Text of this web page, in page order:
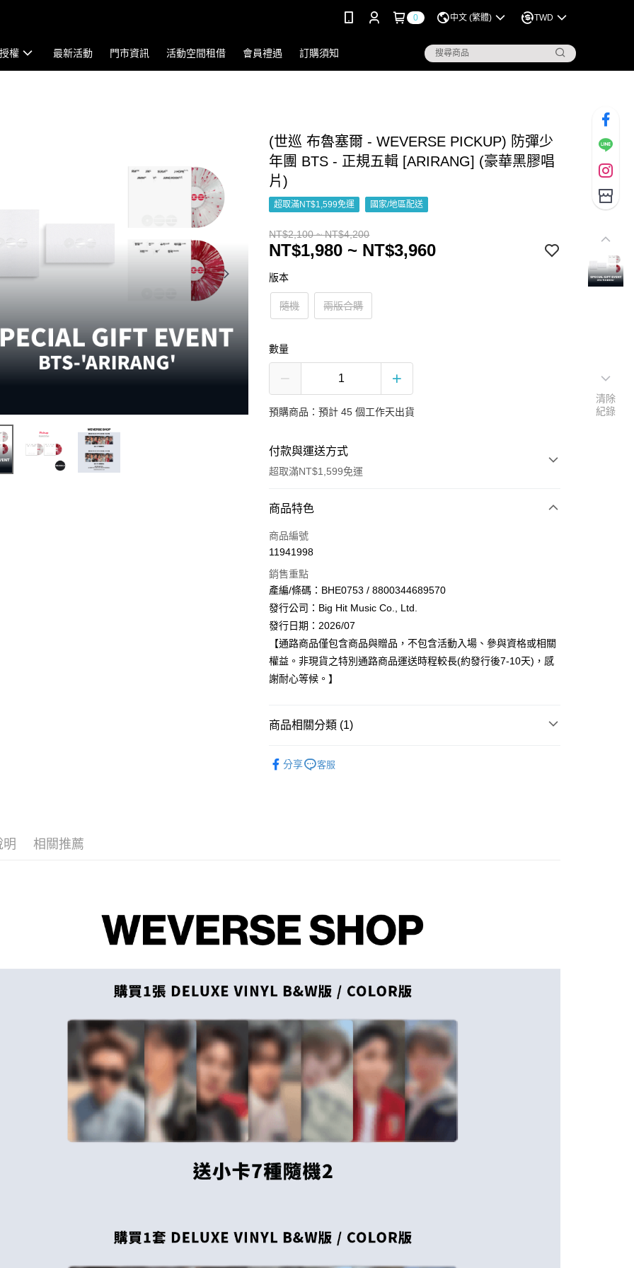
0 中文 (繁體) TWD
權 最新活動 門市資訊 活動空間租借 會員禮遇 訂購須知
(世巡 布魯塞爾 - WEVERSE PICKUP) 防彈少
年團 BTS - 正規五輯 [ARIRANG] (豪華黑膠唱
片)
超取滿NT$1,599免運 國家/地區配送
NT$2,100 ~ NT$4,200
NT$1,980 ~ NT$3,960
版本
隨機 兩版合購
數量
預購商品：預計 45 個工作天出貨
付款與運送方式
超取滿NT$1,599免運
付款方式
信用卡一次付款
LINE Pay
Apple Pay
街口支付
悠遊付
【關於「AFTEE先享後付」】
AFTEE先享後付是「在收到商品之後才付款」的支付方式。 讓您購物簡單
１．簡單：不需註冊會員、不需綁卡、不需儲值。
２．便利：只要手機號碼，簡訊認證，即可結帳。
先享後付繳納相關費用。
※ 交易是否成功請以「AFTEE先享後付 」之結帳頁面顯示為準，若有關於
是否繳費成功／繳費後需取消欲退款等相關疑問，請聯繫「AFTEE先享後
１．透過由恩沛科技股份有限公司提供之「AFTEE先享後付」服務完成之
交易，需依本服務之必要範圍內提供個人資料，並將交易相關給付款項請
２．關於個人資料處理事宜，請瀏覽以下網址：
https://aftee.tw/terms/#terms3
３．未成年的使用者請事先徵得法定代理人或監護人之同意方可使用
「AFTEE先享後付」，若未經同意申辦者引起之損失，本公司不負相關責
任。
４．使用「AFTEE先享後付」時，將依據個別帳號之用戶狀況，依本公司
即時審查核予不同之上限額度；若仍有額度不足之情形，本公司將視審查
結果請求用戶進行身份認證。
５．嚴禁一人註冊多個帳號或使用他人資訊註冊。若發現惡意使用之情
形，恩沛科技股份有限公司將有權停止該用戶之使用額度並採取法律行
ATM付款
每筆NT$60，滿NT$1,599(含以上)免運費
付款後7-11取貨
新竹貨運
宅配 (離島)
每筆NT$200
付款後門市自取
免運費
亞洲國家/地區配送
歐洲國家/地區配送
商品特色
商品編號
11941998
銷售重點
產編/條碼：BHE0753 / 8800344689570
發行公司：Big Hit Music Co., Ltd.
發行日期：2026/07
【通路商品僅包含商品與贈品，不包含活動入場、參與資格或相關
權益。非現貨之特別通路商品運送時程較長(約發行後7-10天)，感
謝耐心等候。】
商品相關分類 (1)
分享
客服
明 相關推薦
清除
紀錄